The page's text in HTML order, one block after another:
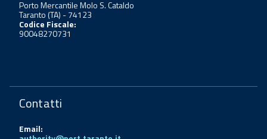
Porto Mercantile Molo S. Cataldo
Taranto (TA) - 74123
Codice Fiscale:
90048270731
Contatti
Email: